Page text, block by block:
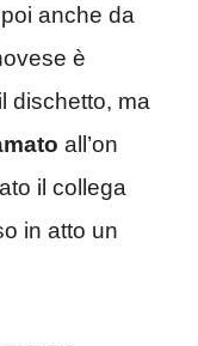
anche da
è
dischetto, ma
all’on
il collega
in atto un